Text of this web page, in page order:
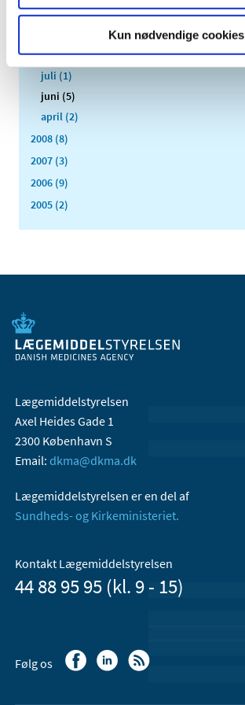
Kun nødvendige cookies
november (1)
september (2)
juli (1)
juni (5)
april (2)
2008 (8)
2007 (3)
2006 (9)
2005 (2)
Lægemiddelstyrelsen
Axel Heides Gade 1
2300 København S
Email: dkma@dkma.dk
Lægemiddelstyrelsen er en del af
Sundheds- og Kirkeministeriet.
Kontakt Lægemiddelstyrelsen
44 88 95 95 (kl. 9 - 15)
Følg os